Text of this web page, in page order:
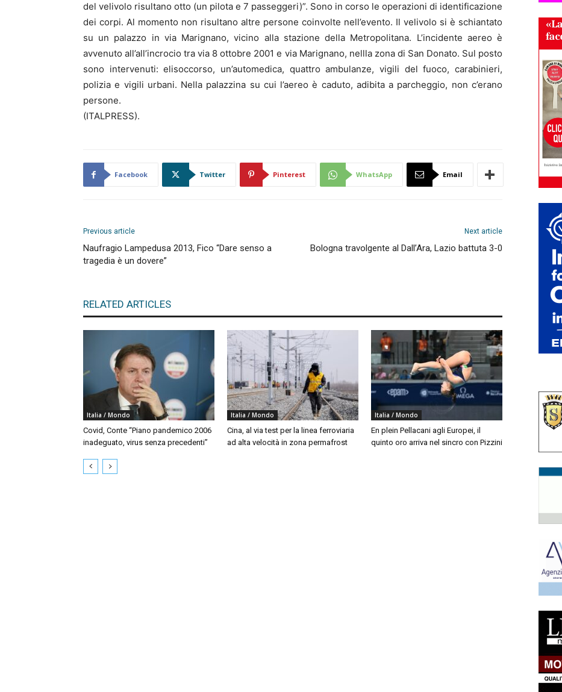
del velivolo risultano otto (un pilota e 7 passeggeri)”. Sono in corso le operazioni di identificazione
dei corpi. Al momento non risultano altre persone coinvolte nell’evento. Il velivolo si è schiantato
su un palazzo in via Marignano, vicino alla stazione della Metropolitana. L’incidente aereo è
avvenuto all’all’incrocio tra via 8 ottobre 2001 e via Marignano, nellla zona di San Donato. Sul posto
sono intervenuti: elisoccorso, un’automedica, quattro ambulanze, vigili del fuoco, carabinieri,
polizia e vigili urbani. Nella palazzina su cui l’aereo è caduto, adibita a parcheggio, non c’erano
persone.
(ITALPRESS).
Facebook Twitter Pinterest WhatsApp Email
Previous article
Naufragio Lampedusa 2013, Fico “Dare senso a
tragedia è un dovere”
Next article
Bologna travolgente al Dall’Ara, Lazio battuta 3-0
RELATED ARTICLES
Italia / Mondo
Covid, Conte “Piano pandemico 2006
inadeguato, virus senza precedenti”
Italia / Mondo
Cina, al via test per la linea ferroviaria
ad alta velocità in zona permafrost
Italia / Mondo
En plein Pellacani agli Europei, il
quinto oro arriva nel sincro con Pizzini